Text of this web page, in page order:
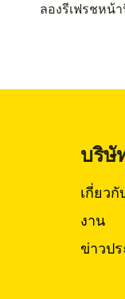
ลองรีเฟรชหน้
บริษั
เกี่ยวกั
งาน
ข่าวป